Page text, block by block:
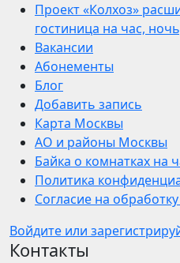
Проект «Колхоз»
гостиница на час,
Вакансии
Абонементы
Блог
Добавить запись
Карта Москвы
АО и районы Москвы
Байка о комнатках на
Политика
Согласие на
Войдите или
Контакты